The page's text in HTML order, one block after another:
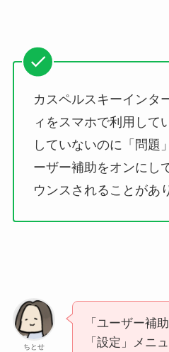
カスペルスキーインタ
ィをスマホで利用して
していないのに「問題
ーザー補助をオンにし
ウンスされることがあ
ちとせ
「ユーザー補
「設定」メニ